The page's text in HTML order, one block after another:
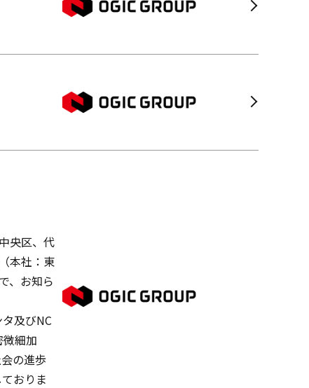
央区、代
本社：東
、お知ら
及びNC
細加
の進歩
おりま